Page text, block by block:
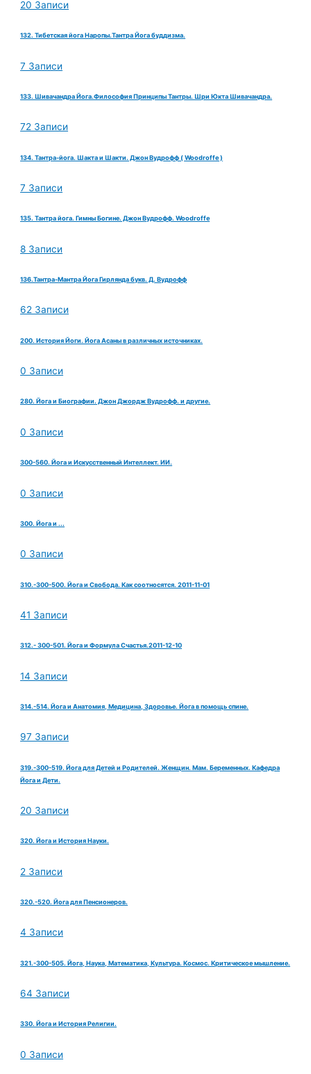
20 Записи
132. Тибетская йога Наропы.Тантра Йога буддизма.
7 Записи
133. Шивачандра Йога.Философия Принципы Тантры. Шри Юкта Шивачандра.
72 Записи
134. Тантра-йога. Шакта и Шакти. Джон Вудрофф ( Woodroffe )
7 Записи
135. Тантра йога. Гимны Богине. Джон Вудрофф. Woodroffe
8 Записи
136.Тантра-Мантра Йога Гирлянда букв. Д. Вудрофф
62 Записи
200. История Йоги. Йога Асаны в различных источниках.
0 Записи
280. Йога и Биографии. Джон Джордж Вудрофф. и другие.
0 Записи
300-560. Йога и Искусственный Интеллект. ИИ.
0 Записи
300. Йога и ...
0 Записи
310.-300-500. Йога и Свобода. Как соотносятся. 2011-11-01
41 Записи
312.- 300-501. Йога и Формула Счастья.2011-12-10
14 Записи
314.-514. Йога и Анатомия, Медицина, Здоровье. Йога в помощь спине.
97 Записи
319.-300-519. Йога для Детей и Родителей. Женщин. Мам. Беременных. Кафедра
Йога и Дети.
20 Записи
320. Йога и История Науки.
2 Записи
320.-520. Йога для Пенсионеров.
4 Записи
321.-300-505. Йога, Наука, Математика, Культура. Космос. Критическое мышление.
64 Записи
330. Йога и История Религии.
0 Записи